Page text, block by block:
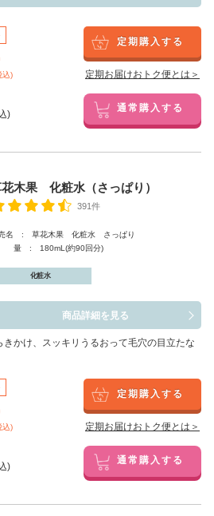
込)
定期購入する
定期お届けおトク便とは＞
) 通常購入する
木果 化粧水（さっぱり）
391件
名 : 草花木果 化粧水 さっぱり
量 : 180mL(約90回分)
化粧水
商品詳細を見る
かけ、スッキリうるおって毛穴の目立たな
込)
定期購入する
定期お届けおトク便とは＞
) 通常購入する